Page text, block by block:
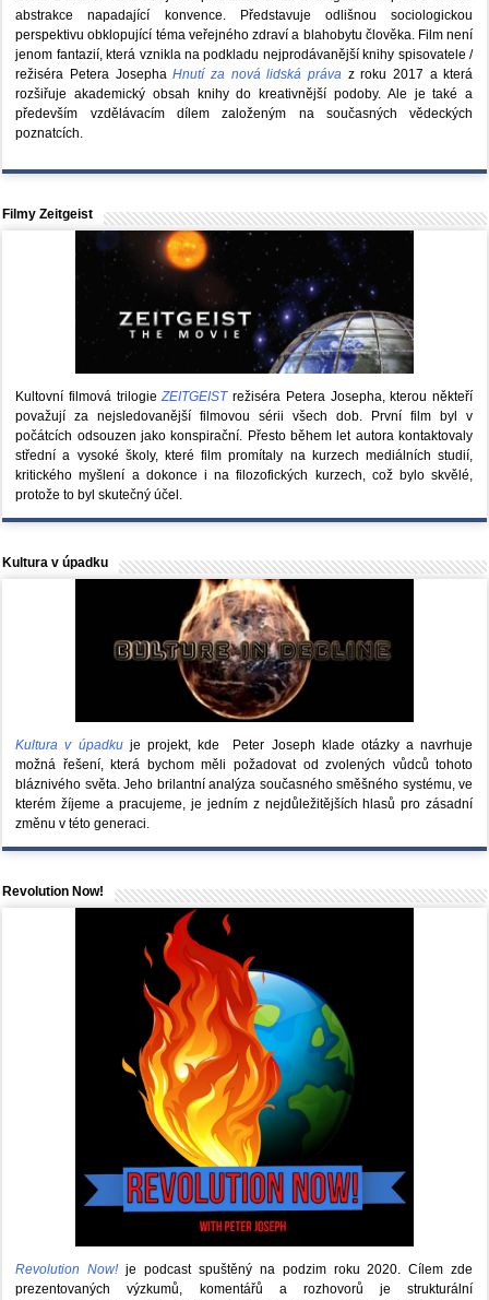
abstrakce napadající konvence. Představuje odlišnou sociologickou
perspektivu obklopující téma veřejného zdraví a blahobytu člověka. Film není
jenom fantazií, která vznikla na podkladu nejprodávanější knihy spisovatele /
režiséra Petera JosephaHnutí za nová lidská právaz roku 2017 a která
rozšiřuje akademický obsah knihy do kreativnější podoby. Ale je také a
především vzdělávacím dílem založeným na současných vědeckých
poznatcích.
Filmy Zeitgeist
Kultovní filmová trilogieZEITGEISTrežiséra Petera Josepha, kterou někteří
považují za nejsledovanější filmovou sérii všech dob. První film byl v
počátcích odsouzen jako konspirační. Přesto během let autora kontaktovaly
střední a vysoké školy, které film promítaly na kurzech mediálních studií,
kritického myšlení a dokonce i na filozofických kurzech, což bylo skvělé,
protože to byl skutečný účel.
Kultura v úpadku
Kultura v úpadkuje projekt, kde Peter Joseph klade otázky a navrhuje
možná řešení, která bychom měli požadovat od zvolených vůdců tohoto
bláznivého světa. Jeho brilantní analýza současného směšného systému, ve
kterém žíjeme a pracujeme, je jedním z nejdůležitějších hlasů pro zásadní
změnu v této generaci.
Revolution Now!
Revolution Now! je podcast spuštěný na podzim roku 2020.Cílem zde
prezentovaných výzkumů, komentářů a rozhovorů je strukturální